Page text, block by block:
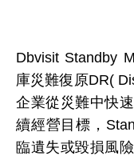
Dbvisit Standby
庫災難復原DR(
企業從災難中快
續經營目標，
臨遺失或毀損風